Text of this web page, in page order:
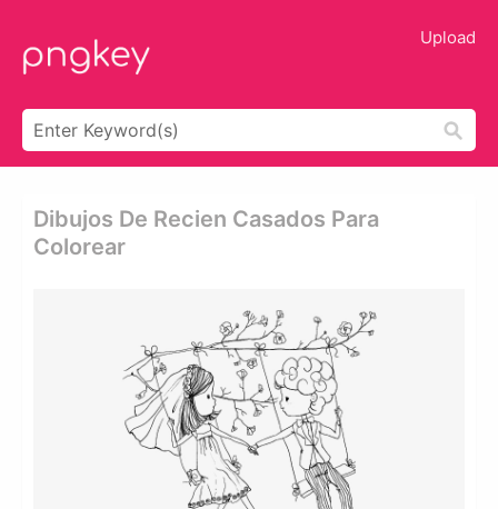
Upload
Dibujos De Recien Casados Para
Colorear